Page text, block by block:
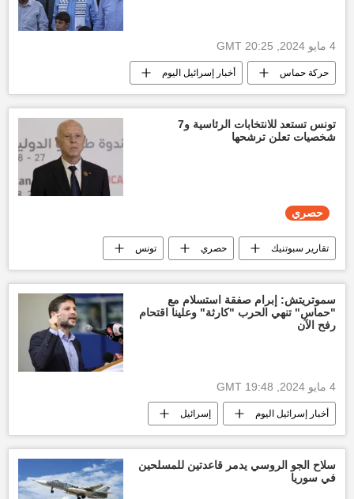
4 مايو 2024, 20:25 GMT
حركة حماس أخبار إسرائيل اليوم
إسرائيل غزة
التصعيد العسكري بين غزة وإسرائيل
العدوان الإسرائيلي على غزة طوفان الأقصى
تونس تستعد للانتخابات الرئاسية و7
شخصيات تعلن ترشحها
حصري
تقارير سبوتنيك حصري تونس
أخبار تونس اليوم قيس سعيد
سموتريتش: إبرام صفقة استسلام مع
"حماس" تنهي الحرب "كارثة" وعلينا اقتحام
رفح الآن
4 مايو 2024, 19:48 GMT
أخبار إسرائيل اليوم إسرائيل
التصعيد العسكري بين غزة وإسرائيل غزة
العدوان الإسرائيلي على غزة قطاع غزة
حركة حماس الأخبار
سلاح الجو الروسي يدمر قاعدتين للمسلحين
في سوريا